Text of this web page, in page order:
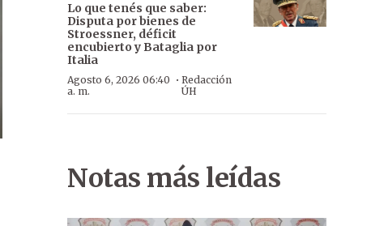
Lo que tenés que saber:
Disputa por bienes de
Stroessner, déficit
encubierto y Bataglia por
Italia
Agosto 6, 2026 06:40
a. m.
· Redacción
ÚH
Notas más leídas